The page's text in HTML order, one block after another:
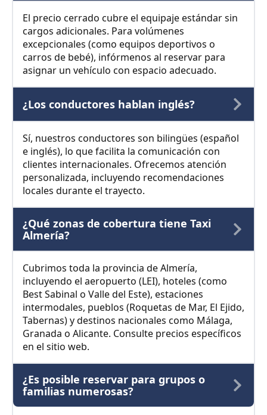
El precio cerrado cubre el equipaje estándar sin
cargos adicionales. Para volúmenes
excepcionales (como equipos deportivos o
carros de bebé), infórmenos al reservar para
asignar un vehículo con espacio adecuado.
¿Los conductores hablan inglés?
Sí, nuestros conductores son bilingües (español
e inglés), lo que facilita la comunicación con
clientes internacionales. Ofrecemos atención
personalizada, incluyendo recomendaciones
locales durante el trayecto.
¿Qué zonas de cobertura tiene Taxi
Almería?
Cubrimos toda la provincia de Almería,
incluyendo el aeropuerto (LEI), hoteles (como
Best Sabinal o Valle del Este), estaciones
intermodales, pueblos (Roquetas de Mar, El Ejido,
Tabernas) y destinos nacionales como Málaga,
Granada o Alicante. Consulte precios específicos
en el sitio web.
¿Es posible reservar para grupos o
familias numerosas?